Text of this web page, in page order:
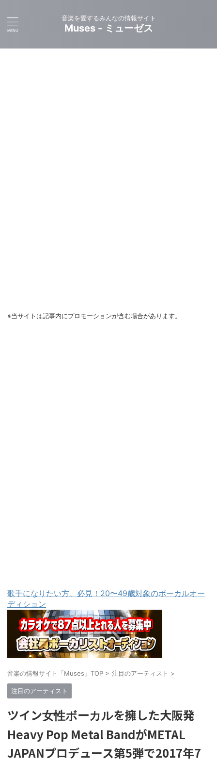
音楽を愛するみんなの情報サイト
Muses - ミューゼス
※当サイトは記事内にプロモーションが含む場合があります。
歌手になりたい方、必見！20〜49歳対象のボーカルオー
ディション
音楽の情報サイト「Muses」TOP > 注目のアーティスト >
注目のアーティスト
ツイン女性ボーカルを擁した大阪発
Heavy Pop Metal BandがMETAL
JAPANプロデュース第5弾で2017年7